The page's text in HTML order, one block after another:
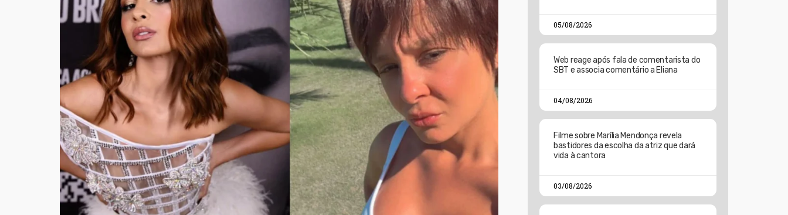
05/08/2026
Web reage após fala de comentarista do
SBT e associa comentário a Eliana
04/08/2026
Filme sobre Marília Mendonça revela
bastidores da escolha da atriz que dará
vida à cantora
03/08/2026